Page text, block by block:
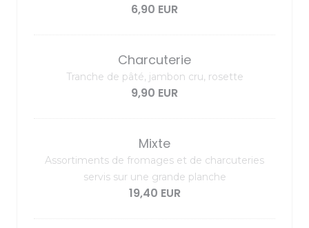
6,90 EUR
Charcuterie
Tranche de pâté, jambon cru, rosette
9,90 EUR
Mixte
Assortiments de fromages et de charcuteries
servis sur une grande planche
19,40 EUR